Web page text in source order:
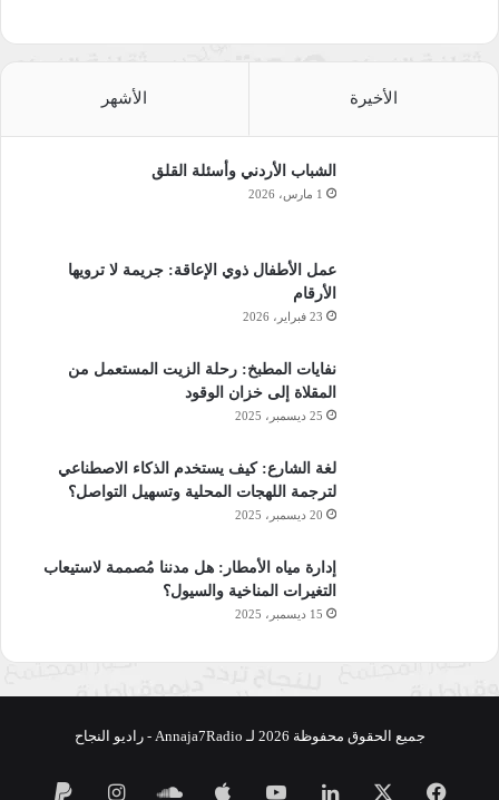
الأخيرة الأشهر
الشباب الأردني وأسئلة القلق
1 مارس، 2026
عمل الأطفال ذوي الإعاقة: جريمة لا ترويها
الأرقام
23 فبراير، 2026
نفايات المطبخ: رحلة الزيت المستعمل من
المقلاة إلى خزان الوقود
25 ديسمبر، 2025
لغة الشارع: كيف يستخدم الذكاء الاصطناعي
لترجمة اللهجات المحلية وتسهيل التواصل؟
20 ديسمبر، 2025
إدارة مياه الأمطار: هل مدننا مُصممة لاستيعاب
التغيرات المناخية والسيول؟
15 ديسمبر، 2025
جميع الحقوق محفوظة 2026 لـ Annaja7Radio - راديو النجاح
فيسبوك لينكدإن‫YouTube ساوندانستقرام
‏Paypal